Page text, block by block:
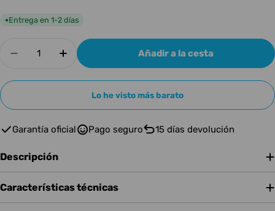
●Entrega en 1-2 días
Disminuir cantidad para FENDER CABLE
Aumentar cantidad para FENDER
Añadir a la cesta
Lo he visto más barato
Garantía oficial Pago seguro 15 días devolución
Descripción
Características técnicas